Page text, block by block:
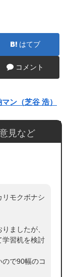
はてブ
コメント
ン（芝谷 浩）
見など
リモクボナシ
ましたが、
学習机を検討
で90幅のコ